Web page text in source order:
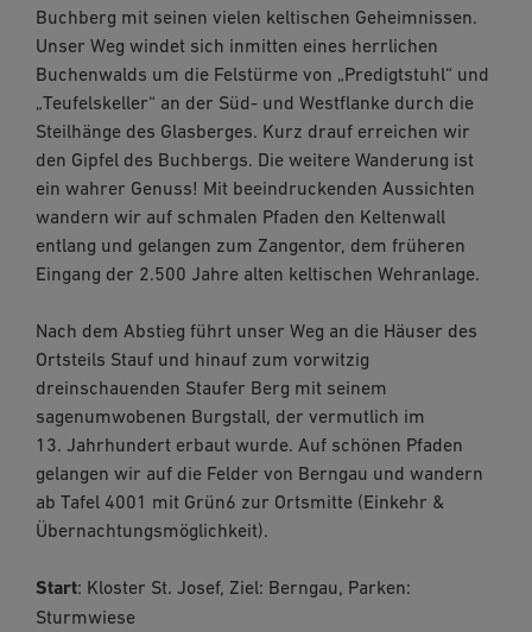
Buchberg mit seinen vielen keltischen Geheimnissen.
Unser Weg windet sich inmitten eines herrlichen
Buchenwalds um die Felstürme von „Predigtstuhl“ und
„Teufelskeller“ an der Süd- und Westflanke durch die
Steilhänge des Glasberges. Kurz drauf erreichen wir
den Gipfel des Buchbergs. Die weitere Wanderung ist
ein wahrer Genuss! Mit beeindruckenden Aussichten
wandern wir auf schmalen Pfaden den Keltenwall
entlang und gelangen zum Zangentor, dem früheren
Eingang der 2.500 Jahre alten keltischen Wehranlage.
Nach dem Abstieg führt unser Weg an die Häuser des
Ortsteils Stauf und hinauf zum vorwitzig
dreinschauenden Staufer Berg mit seinem
sagenumwobenen Burgstall, der vermutlich im
13. Jahrhundert erbaut wurde. Auf schönen Pfaden
gelangen wir auf die Felder von Berngau und wandern
ab Tafel 4001 mit Grün6 zur Ortsmitte (Einkehr &
Übernachtungsmöglichkeit).
Start: Kloster St. Josef, Ziel: Berngau, Parken:
Sturmwiese